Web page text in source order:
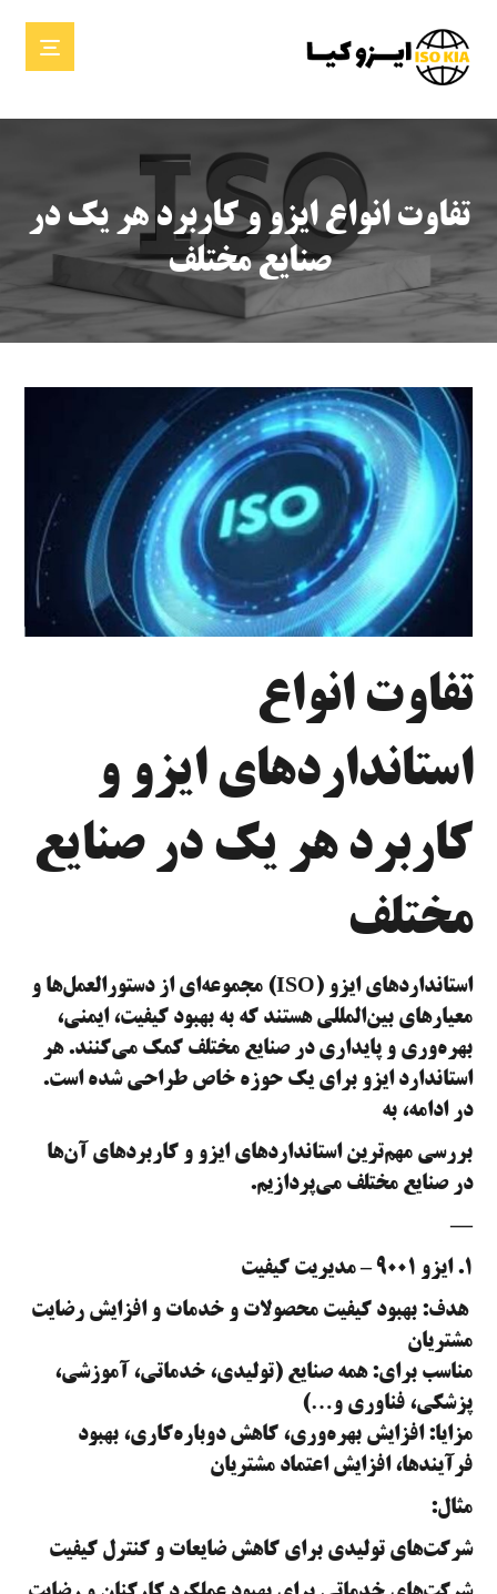
تفاوت انواع ایزو و کاربرد هر یک در
صنایع مختلف
تفاوت انواع
استانداردهای ایزو و
کاربرد هر یک در صنایع
مختلف
استانداردهای ایزو (ISO) مجموعه‌ای از دستورالعمل‌ها و
معیارهای بین‌المللی هستند که به بهبود کیفیت، ایمنی،
بهره‌وری و پایداری در صنایع مختلف کمک می‌کنند. هر
استاندارد ایزو برای یک حوزه خاص طراحی شده است.
در ادامه، به
بررسی مهم‌ترین استانداردهای ایزو و کاربردهای آن‌ها
در صنایع مختلف می‌پردازیم.
—
۱. ایزو ۹۰۰۱ – مدیریت کیفیت
هدف: بهبود کیفیت محصولات و خدمات و افزایش رضایت
مشتریان
مناسب برای: همه صنایع (تولیدی، خدماتی، آموزشی،
پزشکی، فناوری و…)
مزایا: افزایش بهره‌وری، کاهش دوباره‌کاری، بهبود
فرآیندها، افزایش اعتماد مشتریان
مثال:
شرکت‌های تولیدی برای کاهش ضایعات و کنترل کیفیت